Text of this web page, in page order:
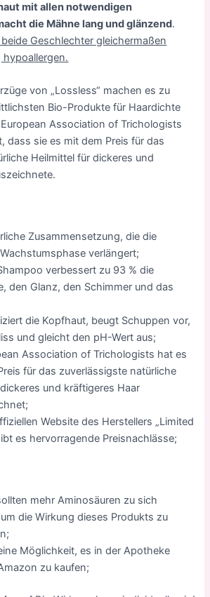
mit allen notwendigen
die Mähne lang und glänzend.
Geschlechter gleichermaßen
von „Lossless“ machen es zu
Bio-Produkte für Haardichte
Association of Trichologists
dass sie es mit dem Preis für das
Heilmittel für dickeres und
Zusammensetzung, die die
verlängert;
verbessert zu 93 % die
den Glanz, den Schimmer und das
die Kopfhaut, beugt Schuppen vor,
und gleicht den pH-Wert aus;
Association of Trichologists hat es
für das zuverlässigste natürliche
und kräftigeres Haar
Website des Herstellers „Limited
es hervorragende Preisnachlässe;
mehr Aminosäuren zu sich
die Wirkung dieses Produkts zu
Möglichkeit, es in der Apotheke
zu kaufen;